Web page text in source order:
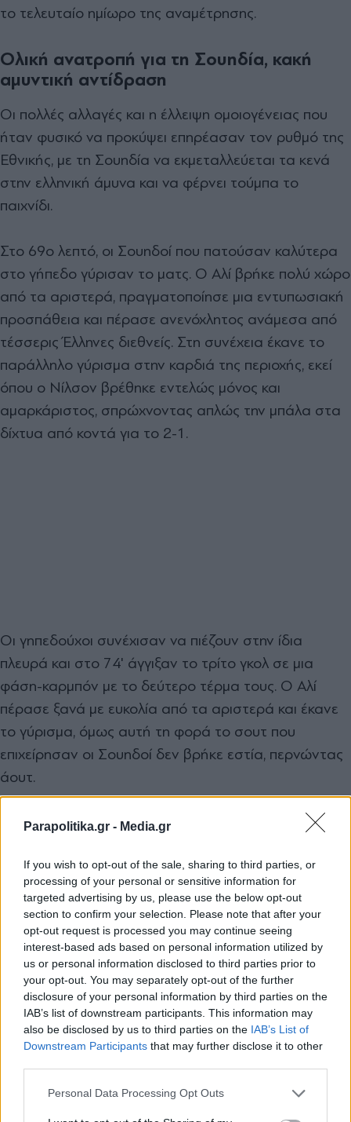
Parapolitika.gr - Media.gr
If you wish to opt-out of the sale, sharing to third parties, or
processing of your personal or sensitive information for
targeted advertising by us, please use the below opt-out
section to confirm your selection. Please note that after your
opt-out request is processed you may continue seeing
interest-based ads based on personal information utilized by
us or personal information disclosed to third parties prior to
your opt-out. You may separately opt-out of the further
disclosure of your personal information by third parties on the
IAB’s list of downstream participants. This information may
also be disclosed by us to third parties on the IAB’s List of
Downstream Participants that may further disclose it to other
Personal Data Processing Opt Outs
το τελευταίο ημίωρο της αναμέτρησης.
Ολική ανατροπή για τη Σουηδία, κακή
αμυντική αντίδραση
Οι πολλές αλλαγές και η έλλειψη ομοιογένειας που
ήταν φυσικό να προκύψει επηρέασαν τον ρυθμό της
Εθνικής, με τη Σουηδία να εκμεταλλεύεται τα κενά
στην ελληνική άμυνα και να φέρνει τούμπα το
παιχνίδι.
Στο 69ο λεπτό, οι Σουηδοί που πατούσαν καλύτερα
στο γήπεδο γύρισαν το ματς. Ο Αλί βρήκε πολύ χώρο
από τα αριστερά, πραγματοποίησε μια εντυπωσιακή
προσπάθεια και πέρασε ανενόχλητος ανάμεσα από
τέσσερις Έλληνες διεθνείς. Στη συνέχεια έκανε το
παράλληλο γύρισμα στην καρδιά της περιοχής, εκεί
όπου ο Νίλσον βρέθηκε εντελώς μόνος και
αμαρκάριστος, σπρώχνοντας απλώς την μπάλα στα
δίχτυα από κοντά για το 2-1.
Οι γηπεδούχοι συνέχισαν να πιέζουν στην ίδια
πλευρά και στο 74' άγγιξαν το τρίτο γκολ σε μια
φάση-καρμπόν με το δεύτερο τέρμα τους. Ο Αλί
πέρασε ξανά με ευκολία από τα αριστερά και έκανε
το γύρισμα, όμως αυτή τη φορά το σουτ που
επιχείρησαν οι Σουηδοί δεν βρήκε εστία, περνώντας
άουτ.
Στο 81', ο Ιβάν Γιοβάνοβιτς συνέχισε τις αλλαγές
τους παίκτες ρίχνοντας στη μάχη για τα τελευταία
λεπτά τους Ντόι, Μουζακίτη, Μανδά και Μασούρα.
Απίθανο φινάλε και «buzzer-beater»
ισοφάριση με Μασούρα στο 95'!
Εκεί που όλα έδειχναν ότι το παιχνίδι θα
ολοκληρωνόταν με μια άδικη ήττα για την Εθνική
μας, η «Γαλανόλευκη» αρνήθηκε να χάσει και βρήκε
Εγγραφή στο newsletter